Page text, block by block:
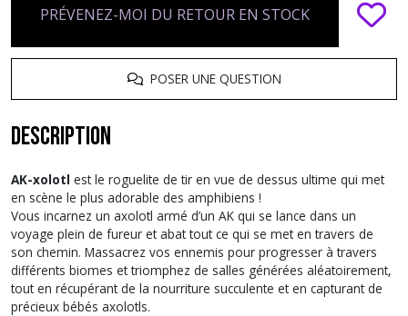
PRÉVENEZ-MOI DU RETOUR EN STOCK
POSER UNE QUESTION
Description
AK-xolotl est le roguelite de tir en vue de dessus ultime qui met
en scène le plus adorable des amphibiens !
Vous incarnez un axolotl armé d’un AK qui se lance dans un
voyage plein de fureur et abat tout ce qui se met en travers de
son chemin. Massacrez vos ennemis pour progresser à travers
différents biomes et triomphez de salles générées aléatoirement,
tout en récupérant de la nourriture succulente et en capturant de
précieux bébés axolotls.